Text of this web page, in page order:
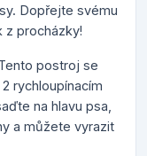
Dopřejte svému
z procházky!
postroj se
rychloupínacím
na hlavu psa,
a můžete vyrazit